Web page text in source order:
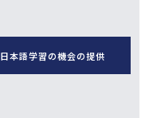
日本語学習の機会の提供